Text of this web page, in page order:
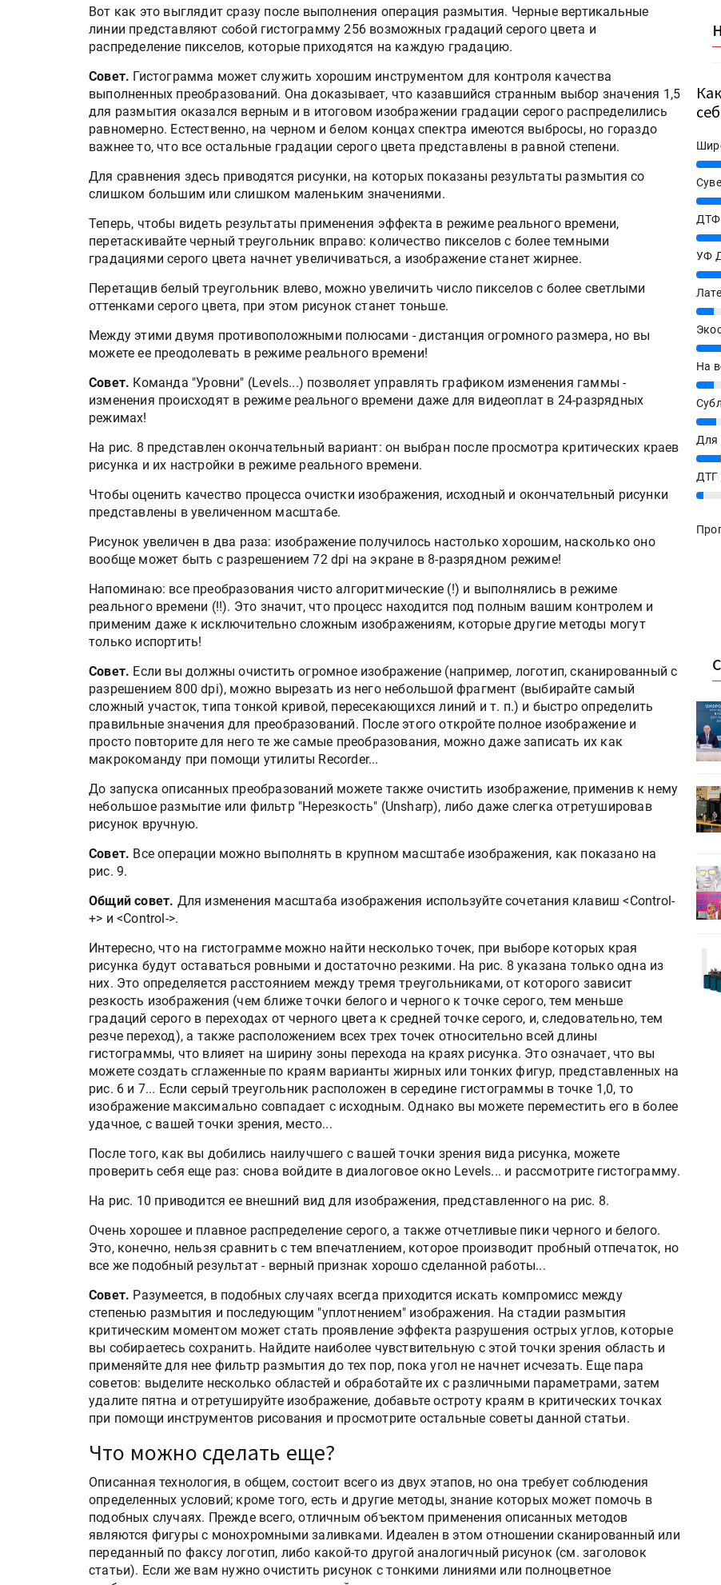
Вот как это выглядит сразу после выполнения операция размытия. Черные вертикальные
линии представляют собой гистограмму 256 возможных градаций серого цвета и
распределение пикселов, которые приходятся на каждую градацию.
Совет. Гистограмма может служить хорошим инструментом для контроля качества
выполненных преобразований. Она доказывает, что казавшийся странным выбор значения 1,5
для размытия оказался верным и в итоговом изображении градации серого распределились
равномерно. Естественно, на черном и белом концах спектра имеются выбросы, но гораздо
важнее то, что все остальные градации серого цвета представлены в равной степени.
Для сравнения здесь приводятся рисунки, на которых показаны результаты размытия со
слишком большим или слишком маленьким значениями.
Теперь, чтобы видеть результаты применения эффекта в режиме реального времени,
перетаскивайте черный треугольник вправо: количество пикселов с более темными
градациями серого цвета начнет увеличиваться, а изображение станет жирнее.
Перетащив белый треугольник влево, можно увеличить число пикселов с более светлыми
оттенками серого цвета, при этом рисунок станет тоньше.
Между этими двумя противоположными полюсами - дистанция огромного размера, но вы
можете ее преодолевать в режиме реального времени!
Совет. Команда "Уровни" (Levels...) позволяет управлять графиком изменения гаммы -
изменения происходят в режиме реального времени даже для видеоплат в 24-разрядных
режимах!
На рис. 8 представлен окончательный вариант: он выбран после просмотра критических краев
рисунка и их настройки в режиме реального времени.
Чтобы оценить качество процесса очистки изображения, исходный и окончательный рисунки
представлены в увеличенном масштабе.
Рисунок увеличен в два раза: изображение получилось настолько хорошим, насколько оно
вообще может быть с разрешением 72 dpi на экране в 8-разрядном режиме!
Напоминаю: все преобразования чисто алгоритмические (!) и выполнялись в режиме
реального времени (!!). Это значит, что процесс находится под полным вашим контролем и
применим даже к исключительно сложным изображениям, которые другие методы могут
только испортить!
Совет. Если вы должны очистить огромное изображение (например, логотип, сканированный с
разрешением 800 dpi), можно вырезать из него небольшой фрагмент (выбирайте самый
сложный участок, типа тонкой кривой, пересекающихся линий и т. п.) и быстро определить
правильные значения для преобразований. После этого откройте полное изображение и
просто повторите для него те же самые преобразования, можно даже записать их как
макрокоманду при помощи утилиты Recorder...
До запуска описанных преобразований можете также очистить изображение, применив к нему
небольшое размытие или фильтр "Нерезкость" (Unsharp), либо даже слегка отретушировав
рисунок вручную.
Совет. Все операции можно выполнять в крупном масштабе изображения, как показано на
рис. 9.
Общий совет. Для изменения масштаба изображения используйте сочетания клавиш <Control-
+> и <Control->.
Интересно, что на гистограмме можно найти несколько точек, при выборе которых края
рисунка будут оставаться ровными и достаточно резкими. На рис. 8 указана только одна из
них. Это определяется расстоянием между тремя треугольниками, от которого зависит
резкость изображения (чем ближе точки белого и черного к точке серого, тем меньше
градаций серого в переходах от черного цвета к средней точке серого, и, следовательно, тем
резче переход), а также расположением всех трех точек относительно всей длины
гистограммы, что влияет на ширину зоны перехода на краях рисунка. Это означает, что вы
можете создать сглаженные по краям варианты жирных или тонких фигур, представленных на
рис. 6 и 7... Если серый треугольник расположен в середине гистограммы в точке 1,0, то
изображение максимально совпадает с исходным. Однако вы можете переместить его в более
удачное, с вашей точки зрения, место...
После того, как вы добились наилучшего с вашей точки зрения вида рисунка, можете
проверить себя еще раз: снова войдите в диалоговое окно Levels... и рассмотрите гистограмму.
На рис. 10 приводится ее внешний вид для изображения, представленного на рис. 8.
Очень хорошее и плавное распределение серого, а также отчетливые пики черного и белого.
Это, конечно, нельзя сравнить с тем впечатлением, которое производит пробный отпечаток, но
все же подобный результат - верный признак хорошо сделанной работы...
Совет. Разумеется, в подобных случаях всегда приходится искать компромисс между
степенью размытия и последующим "уплотнением" изображения. На стадии размытия
критическим моментом может стать проявление эффекта разрушения острых углов, которые
вы собираетесь сохранить. Найдите наиболее чувствительную с этой точки зрения область и
применяйте для нее фильтр размытия до тех пор, пока угол не начнет исчезать. Еще пара
советов: выделите несколько областей и обработайте их с различными параметрами, затем
удалите пятна и отретушируйте изображение, добавьте остроту краям в критических точках
при помощи инструментов рисования и просмотрите остальные советы данной статьи.
Что можно сделать еще?
Описанная технология, в общем, состоит всего из двух этапов, но она требует соблюдения
определенных условий; кроме того, есть и другие методы, знание которых может помочь в
подобных случаях. Прежде всего, отличным объектом применения описанных методов
являются фигуры с монохромными заливками. Идеален в этом отношении сканированный или
переданный по факсу логотип, либо какой-то другой аналогичный рисунок (см. заголовок
статьи). Если же вам нужно очистить рисунок с тонкими линиями или полноцветное
25%
27%
ДТФ
20%
УФ
20%
7%
12%
На
7%
8%
Для
10%
ДТГ
3%
Росприроднадзор запускает
«Калькулятор утилизации»
HeyGears анонсировала
полноцветный гибридный УФ/3D-
решениями для брендов
Kairos выпускает станцию
смешения красок Ada Color Lava
Росприроднадзор запускает
«Калькулятор утилизации»
HeyGears анонсировала
полноцветный гибридный УФ/3D-
решениями для брендов
Kairos выпускает станцию
смешения красок Ada Color Lava